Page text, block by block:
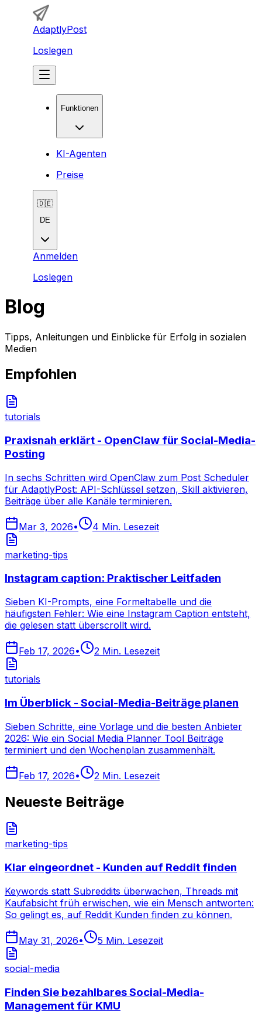
AdaptlyPost
Loslegen
Funktionen
KI-Agenten
Preise
🇩🇪
DE
Anmelden
Loslegen
Blog
Tipps, Anleitungen und Einblicke für Erfolg in sozialen
Medien
Empfohlen
tutorials
Praxisnah erklärt - OpenClaw für Social-Media-
Posting
In sechs Schritten wird OpenClaw zum Post Scheduler
für AdaptlyPost: API-Schlüssel setzen, Skill aktivieren,
Beiträge über alle Kanäle terminieren.
Mar 3, 2026• 4 Min. Lesezeit
marketing-tips
Instagram caption: Praktischer Leitfaden
Sieben KI-Prompts, eine Formeltabelle und die
häufigsten Fehler: Wie eine Instagram Caption entsteht,
die gelesen statt überscrollt wird.
Feb 17, 2026• 2 Min. Lesezeit
tutorials
Im Überblick - Social-Media-Beiträge planen
Sieben Schritte, eine Vorlage und die besten Anbieter
2026: Wie ein Social Media Planner Tool Beiträge
terminiert und den Wochenplan zusammenhält.
Feb 17, 2026• 2 Min. Lesezeit
Neueste Beiträge
marketing-tips
Klar eingeordnet - Kunden auf Reddit finden
Keywords statt Subreddits überwachen, Threads mit
Kaufabsicht früh erwischen, wie ein Mensch antworten:
So gelingt es, auf Reddit Kunden finden zu können.
May 31, 2026• 5 Min. Lesezeit
social-media
Finden Sie bezahlbares Social-Media-
Management für KMU